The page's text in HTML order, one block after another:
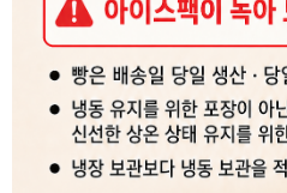
등록된 게시글